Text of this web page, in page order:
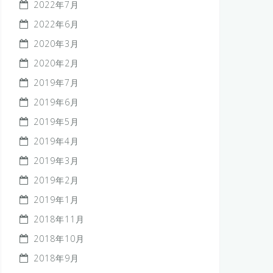
2022年7月
2022年6月
2020年3月
2020年2月
2019年7月
2019年6月
2019年5月
2019年4月
2019年3月
2019年2月
2019年1月
2018年11月
2018年10月
2018年9月